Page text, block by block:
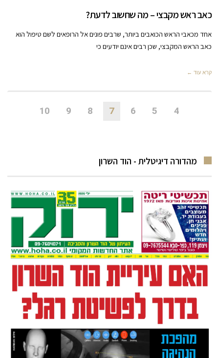
כאב ראש מקבצי – מה שחשוב לדעת?
אחד מכאבי הראש הכואבים ביותר, שרבים פונים אל הרופאים לשם טיפול הוא
כאב הראש המקבצי, שכן רבים אינם יודעים כי
קרא עוד ←
4
5
6
7
8
9
10
מהדורה דיגיטלית - הוד השרון